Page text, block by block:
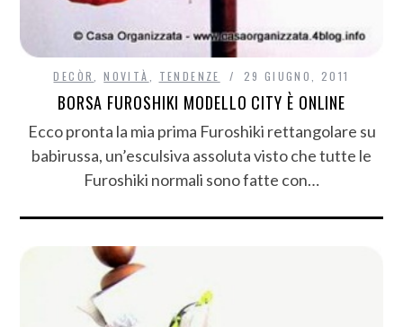
DECÒR ,NOVITÀ TENDENZE 29 GIUGNO, 2011
BORSA FUROSHIKI MODELLO CITY È ONLINE
Ecco pronta la mia prima Furoshiki rettangolare su
babirussa, un’esculsiva assoluta visto che tutte le
Furoshiki normali sono fatte con…